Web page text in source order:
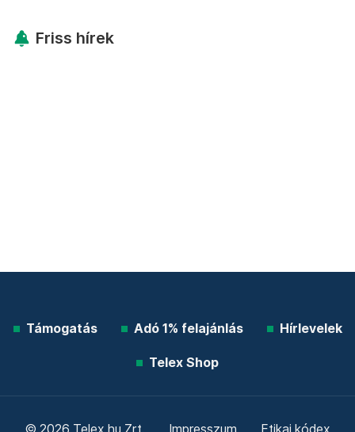
Friss hírek
Támogatás Adó 1% felajánlás Hírlevelek
Telex Shop